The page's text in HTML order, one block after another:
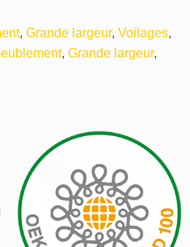
, Grande largeur, Voilages,
, Grande largeur,